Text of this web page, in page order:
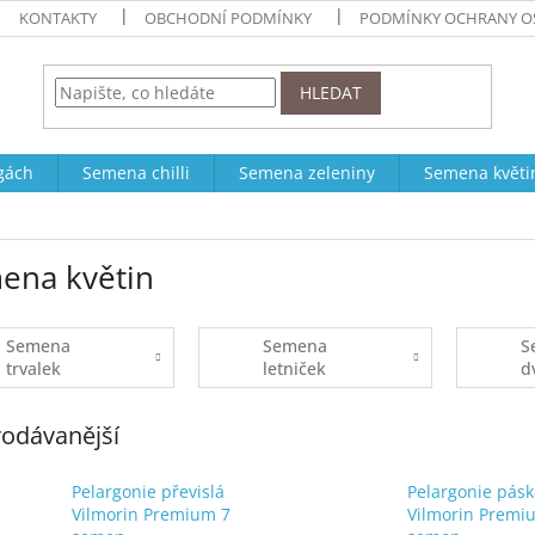
KONTAKTY OBCHODNÍ PODMÍNKY PODMÍNKY OCHRANY
HLEDAT
Semena chilli Semena zeleniny Semena
květin
Semena
trvalek
Semena
letniček
Pelargonie převislá
Vilmorin Premium 7
Pelargonie
Vilmorin